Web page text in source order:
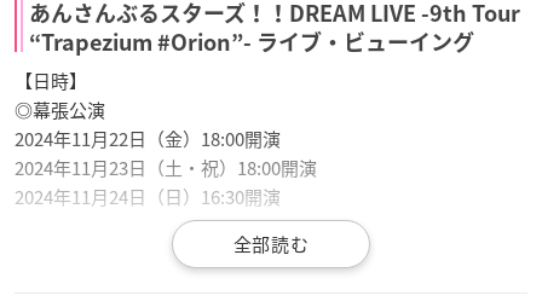
あんさんぶるスターズ！！DREAM LIVE -9th Tour
“Trapezium #Orion”- ライブ・ビューイング
【日時】
◎幕張公演
2024年11月22日（金）18:00開演
2024年11月23日（土・祝）18:00開演
2024年11月24日（日）16:30開演